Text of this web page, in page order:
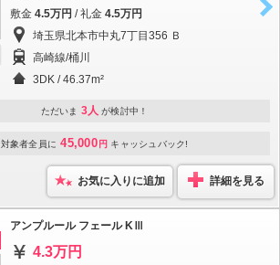
敷金 4.5万円 / 礼金 4.5万円
埼玉県北本市中丸7丁目356 Ｂ
高崎線/桶川
3DK / 46.37m²
ただいま 3人 が検討中！
対象者全員に 45,000 円 キャッシュバック!
お気に入りに追加 詳細を見る
アンプルール フェール KⅢ
4.3万円